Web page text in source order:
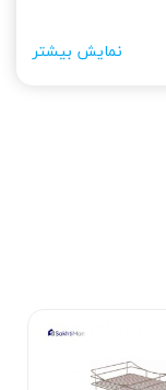
نمایش بیشتر